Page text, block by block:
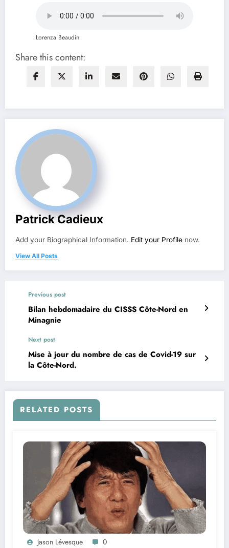
Lorenza Beaudin
Share this content:
Patrick Cadieux
Add your Biographical Information. Edit your Profile now.
View All Posts
Previous post
Bilan hebdomadaire du CISSS Côte-Nord en
Minagnie
Next post
Mise à jour du nombre de cas de Covid-19 sur
la Côte-Nord.
RELATED POSTS
Jason Lévesque 0